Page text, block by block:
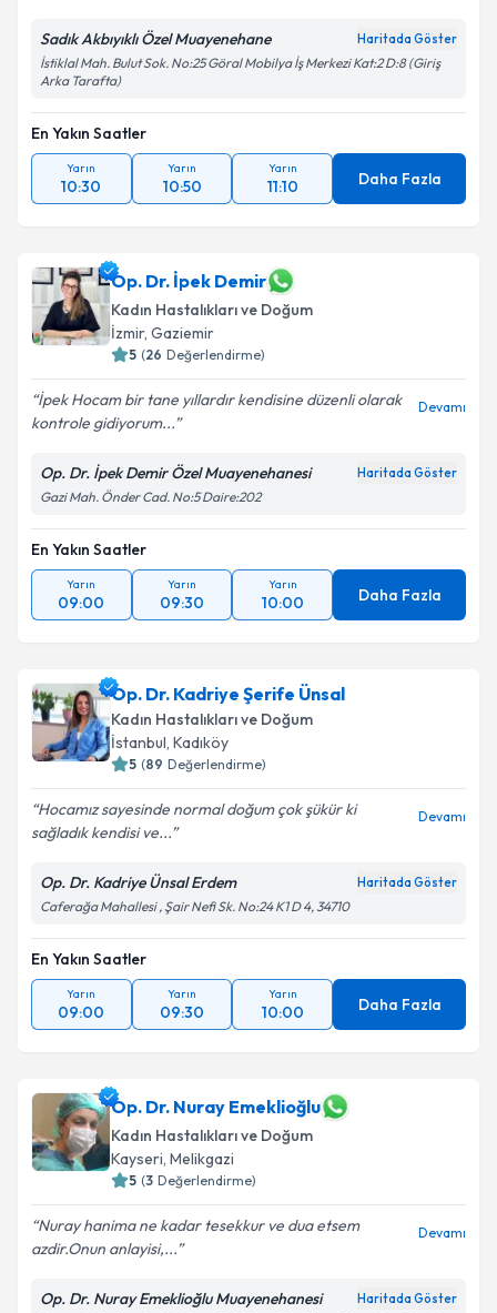
Sadık Akbıyıklı Özel Muayenehane Haritada Göster
İstiklal Mah. Bulut Sok. No:25 Göral Mobilya İş Merkezi Kat:2 D:8 (Giriş
Arka Tarafta)
En Yakın Saatler
Yarın
10:30
Yarın
10:50
Yarın
11:10 Daha Fazla
Op. Dr. İpek Demir
Kadın Hastalıkları ve Doğum
İzmir, Gaziemir
5 (26 Değerlendirme)
İpek Hocam bir tane yıllardır kendisine düzenli olarak
kontrole gidiyorum...
Devamı
Op. Dr. İpek Demir Özel Muayenehanesi Haritada Göster
Gazi Mah. Önder Cad. No:5 Daire:202
En Yakın Saatler
Yarın
09:00
Yarın
09:30
Yarın
10:00 Daha Fazla
Op. Dr. Kadriye Şerife Ünsal
Kadın Hastalıkları ve Doğum
İstanbul, Kadıköy
5 (89 Değerlendirme)
Hocamız sayesinde normal doğum çok şükür ki
sağladık kendisi ve...
Devamı
Op. Dr. Kadriye Ünsal Erdem Haritada Göster
Caferağa Mahallesi , Şair Nefi Sk. No:24 K1 D 4, 34710
En Yakın Saatler
Yarın
09:00
Yarın
09:30
Yarın
10:00 Daha Fazla
Op. Dr. Nuray Emeklioğlu
Kadın Hastalıkları ve Doğum
Kayseri, Melikgazi
5 (3 Değerlendirme)
Nuray hanima ne kadar tesekkur ve dua etsem
azdir.Onun anlayisi,...
Devamı
Op. Dr. Nuray Emeklioğlu Muayenehanesi Haritada Göster